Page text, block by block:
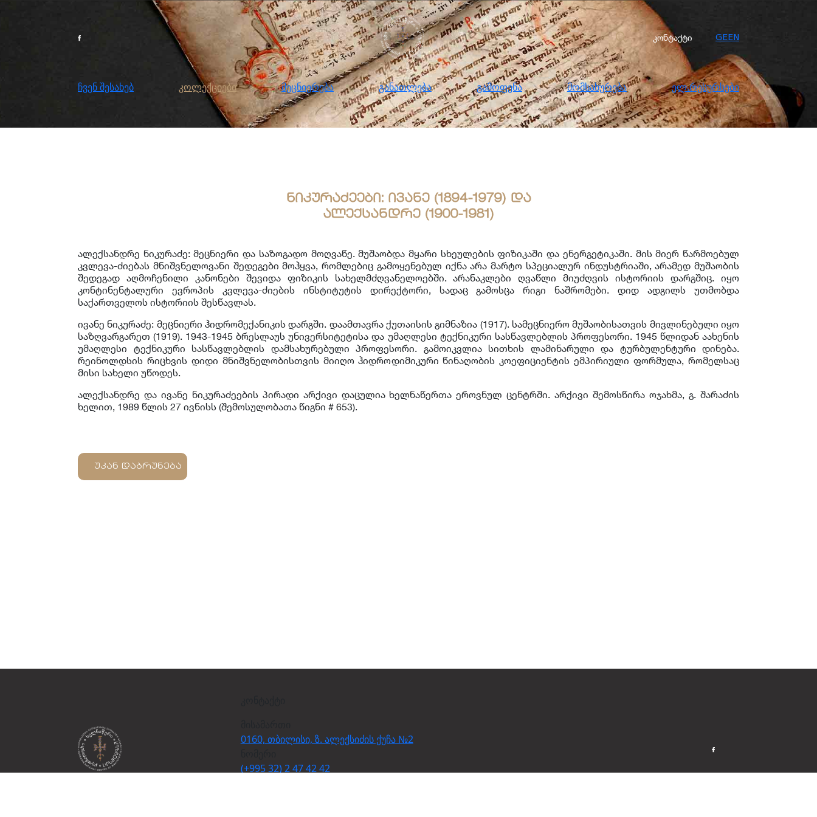
კონტაქტი GEEN
ჩვენ შესახებ კოლექციები მეცნიერება განათლება გამოფენა მომსახურება ელ.რესურსები
კოლექციები მეცნიერება განათლება გამოფენა მომსახურება ელ.რესურსები
ნიკურაძეები: ივანე (1894-1979) და
ალექსანდრე (1900-1981)
ალექსანდრე ნიკურაძე: მეცნიერი და საზოგადო მოღვაწე. მუშაობდა მყარი სხეულების ფიზიკაში და ენერგეტიკაში. მის მიერ წარმოებულ
კვლევა-ძიებას მნიშვნელოვანი შედეგები მოჰყვა, რომლებიც გამოყენებულ იქნა არა მარტო სპეციალურ ინდუსტრიაში, არამედ მუშაობის
შედეგად აღმოჩენილი კანონები შევიდა ფიზიკის სახელმძღვანელოებში. არანაკლები ღვაწლი მიუძღვის ისტორიის დარგშიც. იყო
კონტინენტალური ევროპის კვლევა-ძიების ინსტიტუტის დირექტორი, სადაც გამოსცა რიგი ნაშრომები. დიდ ადგილს უთმობდა
საქართველოს ისტორიის შესწავლას.
ივანე ნიკურაძე: მეცნიერი ჰიდრომექანიკის დარგში. დაამთავრა ქუთაისის გიმნაზია (1917). სამეცნიერო მუშაობისათვის მივლინებული იყო
საზღვარგარეთ (1919). 1943-1945 ბრესლაუს უნივერსიტეტისა და უმაღლესი ტექნიკური სასწავლებლის პროფესორი. 1945 წლიდან აახენის
უმაღლესი ტექნიკური სასწავლებლის დამსახურებული პროფესორი. გამოიკვლია სითხის ლამინარული და ტურბულენტური დინება.
რეინოლდსის რიცხვის დიდი მნიშვნელობისთვის მიიღო ჰიდროდიმიკური წინაღობის კოეფიციენტის ემპირიული ფორმულა, რომელსაც
მისი სახელი უწოდეს.
ალექსანდრე და ივანე ნიკურაძეების პირადი არქივი დაცულია ხელნაწერთა ეროვნულ ცენტრში. არქივი შემოსწირა ოჯახმა, გ. შარაძის
ხელით, 1989 წლის 27 ივნისს (შემოსულობათა წიგნი # 653).
უკან დაბრუნება
0160, თბილისი, ზ. ალექსიძის ქუჩა №2
(+995 32) 2 47 42 42